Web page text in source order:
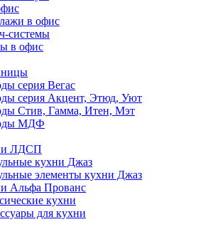
в офис
системы
в офис
серия Вегас
серия Акцент, Этюд, Уют
Стив, Гамма, Итен, Мэт
МДФ
ЛДСП
кухни Джаз
элементы кухни Джаз
Альфа Прованс
кухни
для кухни